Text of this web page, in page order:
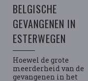
BELGISCHE
GEVANGENEN IN
ESTERWEGEN
Hoewel de grote
meerderheid van de
gevangenen in het